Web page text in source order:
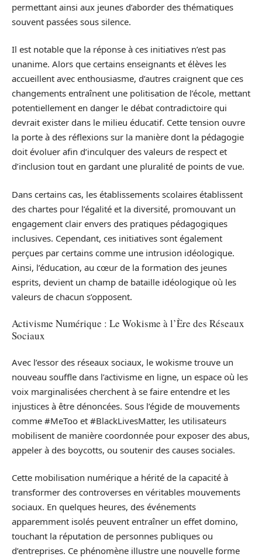
permettant ainsi aux jeunes d’aborder des thématiques
souvent passées sous silence.
Il est notable que la réponse à ces initiatives n’est pas
unanime. Alors que certains enseignants et élèves les
accueillent avec enthousiasme, d’autres craignent que ces
changements entraînent une politisation de l’école, mettant
potentiellement en danger le débat contradictoire qui
devrait exister dans le milieu éducatif. Cette tension ouvre
la porte à des réflexions sur la manière dont la pédagogie
doit évoluer afin d’inculquer des valeurs de respect et
d’inclusion tout en gardant une pluralité de points de vue.
Dans certains cas, les établissements scolaires établissent
des chartes pour l’égalité et la diversité, promouvant un
engagement clair envers des pratiques pédagogiques
inclusives. Cependant, ces initiatives sont également
perçues par certains comme une intrusion idéologique.
Ainsi, l’éducation, au cœur de la formation des jeunes
esprits, devient un champ de bataille idéologique où les
valeurs de chacun s’opposent.
Activisme Numérique : Le Wokisme à l’Ère des Réseaux
Sociaux
Avec l’essor des réseaux sociaux, le wokisme trouve un
nouveau souffle dans l’activisme en ligne, un espace où les
voix marginalisées cherchent à se faire entendre et les
injustices à être dénoncées. Sous l’égide de mouvements
comme #MeToo et #BlackLivesMatter, les utilisateurs
mobilisent de manière coordonnée pour exposer des abus,
appeler à des boycotts, ou soutenir des causes sociales.
Cette mobilisation numérique a hérité de la capacité à
transformer des controverses en véritables mouvements
sociaux. En quelques heures, des événements
apparemment isolés peuvent entraîner un effet domino,
touchant la réputation de personnes publiques ou
d’entreprises. Ce phénomène illustre une nouvelle forme